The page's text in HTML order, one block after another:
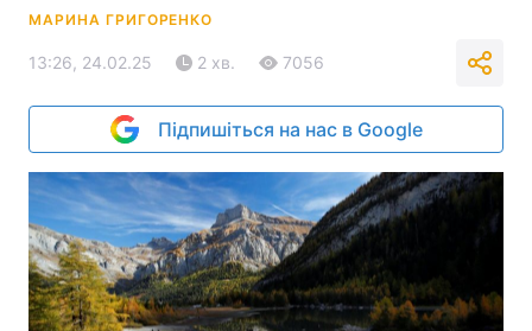
МАРИНА ГРИГОРЕНКО
13:26, 24.02.25 2 хв. 7056
Підпишіться на нас в Google